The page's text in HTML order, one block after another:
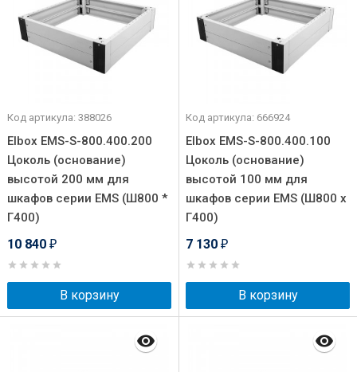
Код артикула: 388026
Elbox EMS-S-800.400.200
Цоколь (основание)
высотой 200 мм для
шкафов серии EMS (Ш800 *
Г400)
10 840 ₽
В корзину
Код артикула: 666924
Elbox EMS-S-800.400.100
Цоколь (основание)
высотой 100 мм для
шкафов серии EMS (Ш800 х
Г400)
7 130 ₽
В корзину